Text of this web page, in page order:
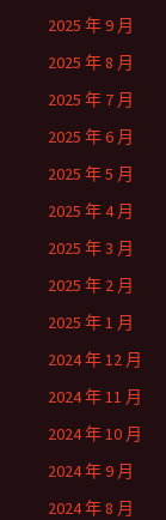
2025 年 9 月
2025 年 8 月
2025 年 7 月
2025 年 6 月
2025 年 5 月
2025 年 4 月
2025 年 3 月
2025 年 2 月
2025 年 1 月
2024 年 12 月
2024 年 11 月
2024 年 10 月
2024 年 9 月
2024 年 8 月